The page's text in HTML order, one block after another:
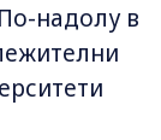
надолу в